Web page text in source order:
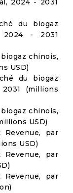
2024 - 2031
du biogaz
2024 - 2031
chinois,
USD)
du biogaz
(millions
chinois,
USD)
Revenue, par
USD)
Revenue, par
Revenue, par